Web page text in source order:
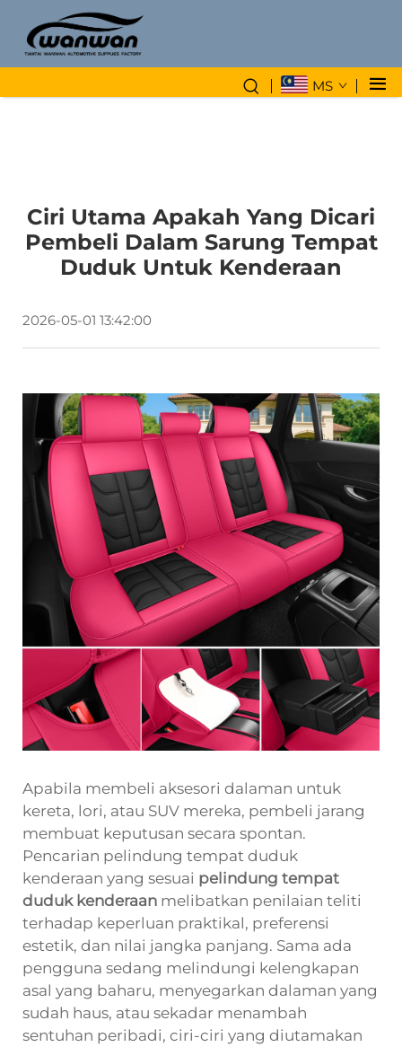
MS
Ciri Utama Apakah Yang Dicari
Pembeli Dalam Sarung Tempat
Duduk Untuk Kenderaan
2026-05-01 13:42:00
Apabila membeli aksesori dalaman untuk
kereta, lori, atau SUV mereka, pembeli jarang
membuat keputusan secara spontan.
Pencarian pelindung tempat duduk
kenderaan yang sesuai pelindung tempat
duduk kenderaan melibatkan penilaian teliti
terhadap keperluan praktikal, preferensi
estetik, dan nilai jangka panjang. Sama ada
pengguna sedang melindungi kelengkapan
asal yang baharu, menyegarkan dalaman yang
sudah haus, atau sekadar menambah
sentuhan peribadi, ciri-ciri yang diutamakan